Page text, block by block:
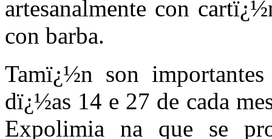
artesanalmente con
con barba.
Tamï¿½n son
dï¿½as 14 e 27 de cada
Expolimia na que se